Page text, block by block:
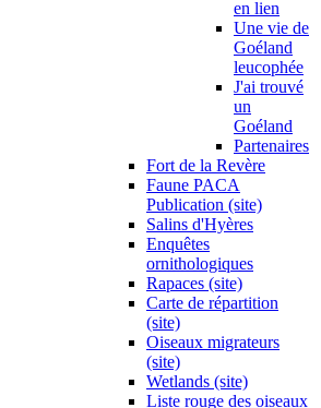
en lien
Une vie de
Goéland
leucophée
J'ai trouvé
un
Goéland
Partenaires
Fort de la Revère
Faune PACA
Publication (site)
Salins d'Hyères
Enquêtes
ornithologiques
Rapaces (site)
Carte de répartition
(site)
Oiseaux migrateurs
(site)
Wetlands (site)
Liste rouge des oiseaux